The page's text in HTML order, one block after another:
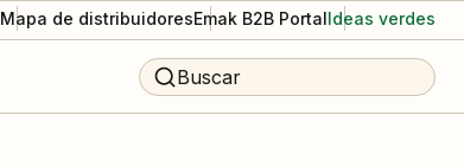
Mapa de distribuidoresEmak B2B PortalIdeas verdes
Buscar